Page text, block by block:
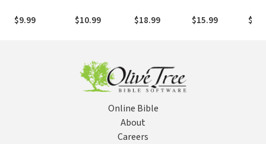
$9.99
[Spanish] Dirigir
equipos
$10.99
$18.99
$15.99
Online Bible
About
Careers